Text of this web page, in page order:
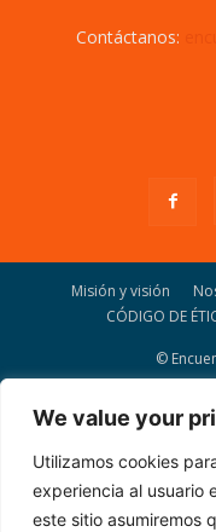
We value your
Utilizamos cookies
experiencia al usuario
este sitio asumiremos
Contáctanos:
Misión y visión
CÓDIGO DE
©